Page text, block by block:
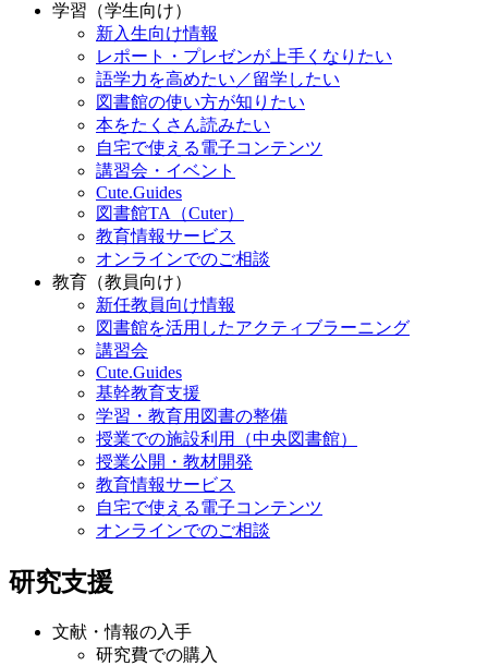
学習（学生向け）
新入生向け情報
レポート・プレゼンが上手くなりたい
語学力を高めたい／留学したい
図書館の使い方が知りたい
本をたくさん読みたい
自宅で使える電子コンテンツ
講習会・イベント
Cute.Guides
図書館TA（Cuter）
教育情報サービス
オンラインでのご相談
教育（教員向け）
新任教員向け情報
図書館を活用したアクティブラーニング
講習会
Cute.Guides
基幹教育支援
学習・教育用図書の整備
授業での施設利用（中央図書館）
授業公開・教材開発
教育情報サービス
自宅で使える電子コンテンツ
オンラインでのご相談
研究支援
文献・情報の入手
研究費での購入